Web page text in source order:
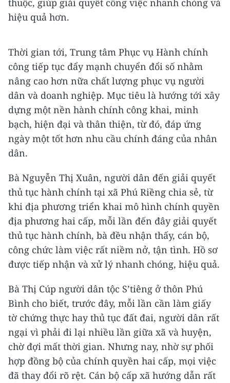
thuộc, giúp giải quyết công việc nhanh chóng và
hiệu quả hơn.
Thời gian tới, Trung tâm Phục vụ Hành chính
công tiếp tục đẩy mạnh chuyển đổi số nhằm
nâng cao hơn nữa chất lượng phục vụ người
dân và doanh nghiệp. Mục tiêu là hướng tới xây
dựng một nền hành chính công khai, minh
bạch, hiện đại và thân thiện, từ đó, đáp ứng
ngày một tốt hơn nhu cầu chính đáng của nhân
dân.
Bà Nguyễn Thị Xuân, người dân đến giải quyết
thủ tục hành chính tại xã Phú Riềng chia sẻ, từ
khi địa phương triển khai mô hình chính quyền
địa phương hai cấp, mỗi lần đến đây giải quyết
thủ tục hành chính, bà đều nhận thấy, cán bộ,
công chức làm việc rất niềm nở, tận tình. Hồ sơ
được tiếp nhận và xử lý nhanh chóng, hiệu quả.
Bà Thị Cúp người dân tộc S’tiêng ở thôn Phú
Bình cho biết, trước đây, mỗi lần cần làm giấy
tờ chứng thực hay thủ tục đất đai, người dân rất
ngại vì phải đi lại nhiều lần giữa xã và huyện,
chờ đợi mất thời gian. Nhưng nay, nhờ sự phối
hợp đồng bộ của chính quyền hai cấp, mọi việc
đã thay đổi rõ rệt. Cán bộ cấp xã hướng dẫn rất